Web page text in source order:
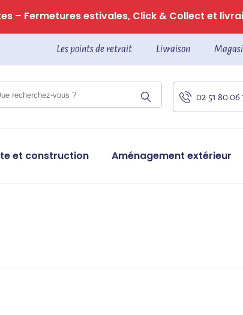
– Fermetures estivales, Click & Collect et
Les points de retrait Livraison
02 51 80 06
et construction Aménagement extérieur